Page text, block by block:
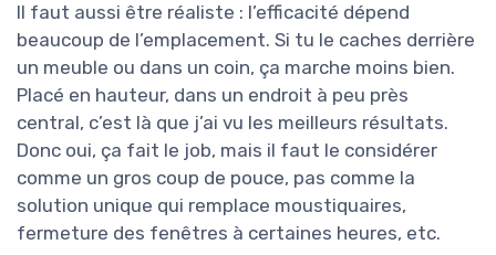
Il faut aussi être réaliste : l’efficacité dépend
beaucoup de l’emplacement. Si tu le caches derrière
un meuble ou dans un coin, ça marche moins bien.
Placé en hauteur, dans un endroit à peu près
central, c’est là que j’ai vu les meilleurs résultats.
Donc oui, ça fait le job, mais il faut le considérer
comme un gros coup de pouce, pas comme la
solution unique qui remplace moustiquaires,
fermeture des fenêtres à certaines heures, etc.